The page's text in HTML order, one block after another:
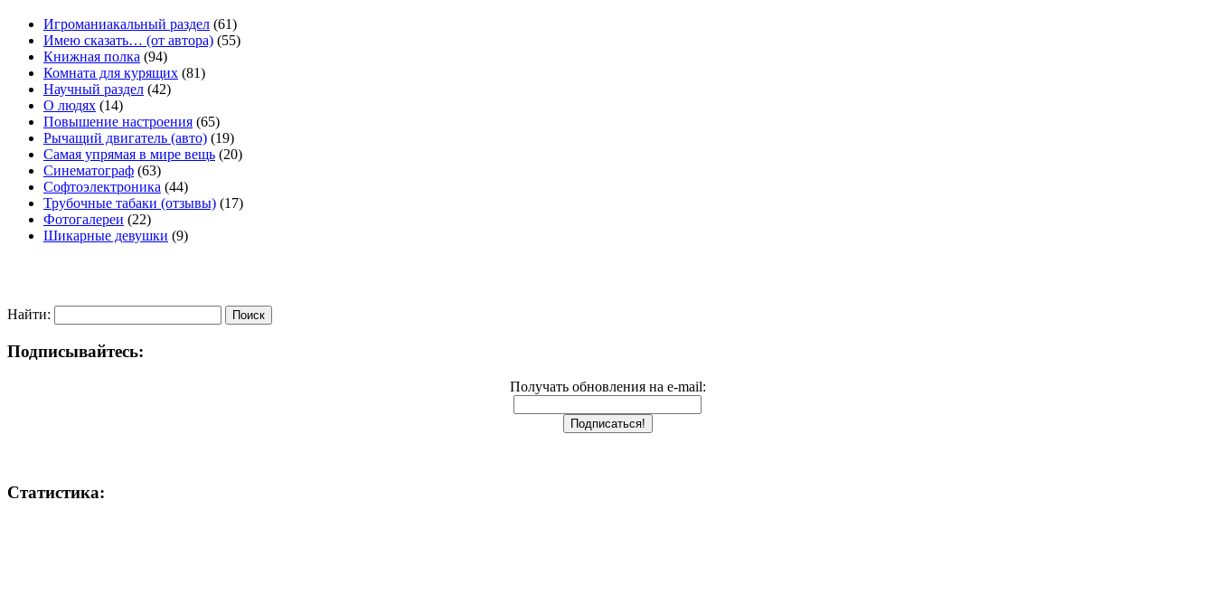
Игроманиакальный раздел (61)
Имею сказать… (от автора) (55)
Книжная полка (94)
Комната для курящих (81)
Научный раздел (42)
О людях (14)
Повышение настроения (65)
Рычащий двигатель (авто) (19)
Самая упрямая в мире вещь (20)
Синематограф (63)
Софтоэлектроника (44)
Трубочные табаки (отзывы) (17)
Фотогалереи (22)
Шикарные девушки (9)
Найти:
Подписывайтесь:
Получать обновления на e-mail:
Статистика: